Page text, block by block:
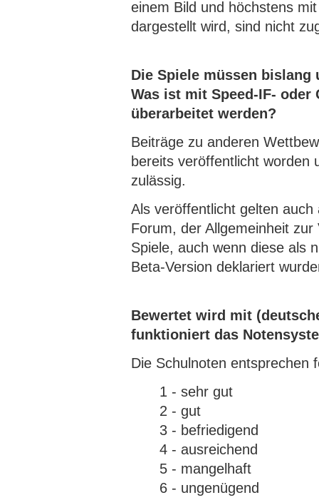
einem Bild und höchstens
dargestellt wird, sind nicht
Die Spiele müssen
Was ist mit Speed-IF- oder
überarbeitet werden?
Beiträge zu anderen
bereits veröffentlicht worden
zulässig.
Als veröffentlicht gelten auch
Forum, der Allgemeinheit
Spiele, auch wenn diese als
Beta-Version deklariert
Bewertet wird mit
funktioniert das
Die Schulnoten entsprechen
1 - sehr gut
2 - gut
3 - befriedigend
4 - ausreichend
5 - mangelhaft
6 - ungenügend